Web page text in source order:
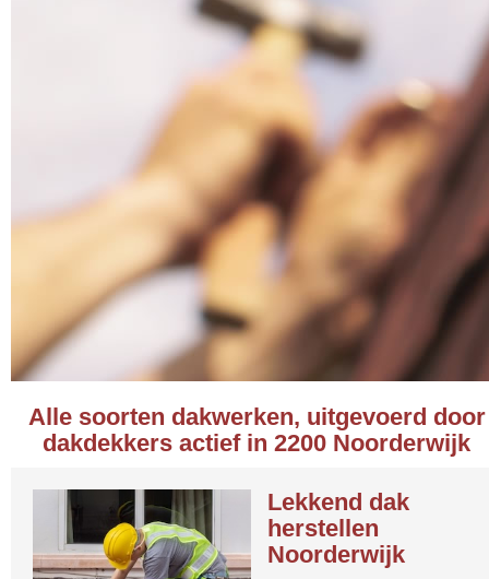
Alle soorten dakwerken, uitgevoerd door
dakdekkers actief in 2200 Noorderwijk
Lekkend dak
herstellen
Noorderwijk